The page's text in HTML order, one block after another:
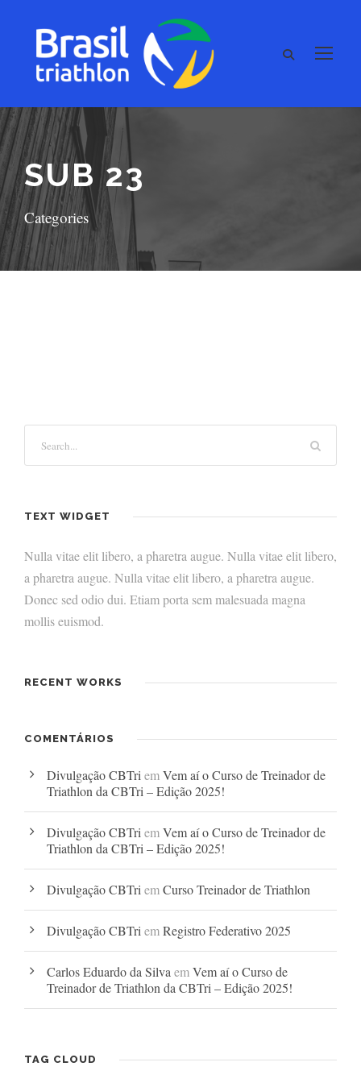
SUB 23
Categories
TEXT WIDGET
Nulla vitae elit libero, a pharetra augue. Nulla vitae elit libero,
a pharetra augue. Nulla vitae elit libero, a pharetra augue.
Donec sed odio dui. Etiam porta sem malesuada magna
mollis euismod.
RECENT WORKS
COMENTÁRIOS
Divulgação CBTriemVem aí o Curso de Treinador de
Triathlon da CBTri – Edição 2025!
Divulgação CBTriemVem aí o Curso de Treinador de
Triathlon da CBTri – Edição 2025!
Divulgação CBTriemCurso Treinador de Triathlon
Divulgação CBTriemRegistro Federativo 2025
Carlos Eduardo da SilvaemVem aí o Curso de
Treinador de Triathlon da CBTri – Edição 2025!
TAG CLOUD